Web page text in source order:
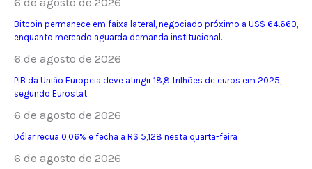
Bitcoin permanece em faixa lateral, negociado próximo a US$ 64.660,
enquanto mercado aguarda demanda institucional.
6 de agosto de 2026
PIB da União Europeia deve atingir 18,8 trilhões de euros em 2025,
segundo Eurostat
6 de agosto de 2026
Dólar recua 0,06% e fecha a R$ 5,128 nesta quarta-feira
6 de agosto de 2026